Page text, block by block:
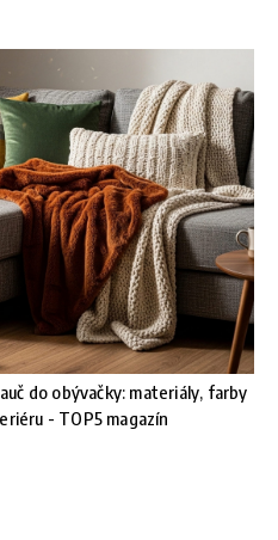
do obývačky: materiály, farby
- TOP5 magazín